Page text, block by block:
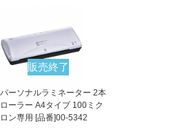
販売終了
パーソナルラミネーター 2本
ローラー A4タイプ 100ミク
ロン専用 [品番]00-5342